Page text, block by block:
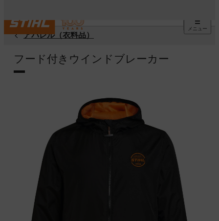
メニュー
アパレル（衣料品）
フード付きウインドブレーカー